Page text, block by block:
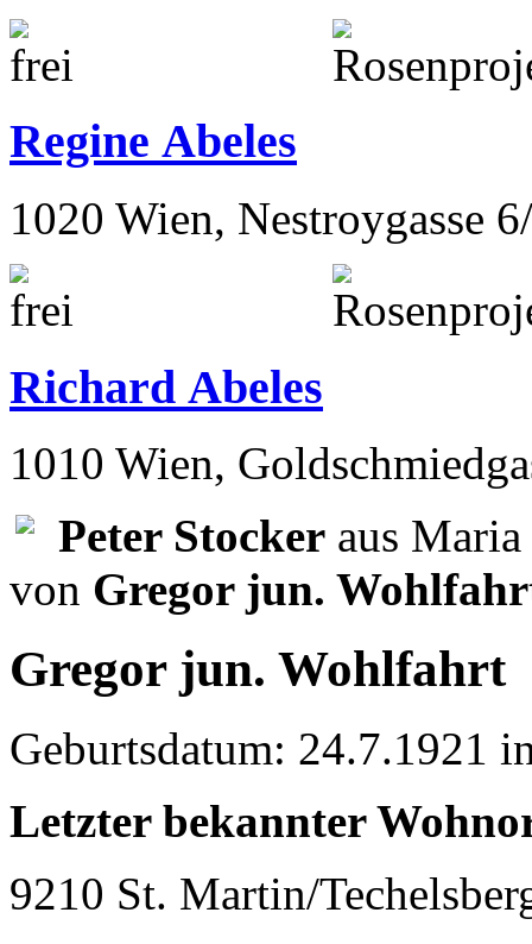
Regine Abeles
1020 Wien, Nestroygasse
Richard Abeles
1010 Wien,
Peter Stocker aus
von Gregor jun.
Gregor jun. Wohlfahrt
Geburtsdatum: 24.7.1921
Letzter bekannter
9210 St. Martin/